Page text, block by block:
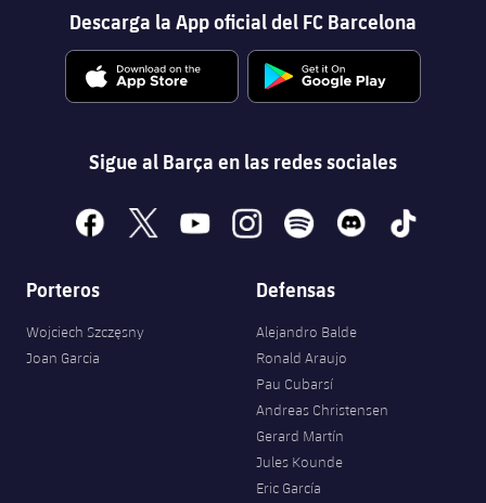
Descarga la App oficial del FC Barcelona
Sigue al Barça en las redes sociales
facebook
x youtubeinstagramspotify discord tiktok
Porteros
Wojciech Szczęsny
Joan Garcia
Defensas
Alejandro Balde
Ronald Araujo
Pau Cubarsí
Andreas Christensen
Gerard Martín
Jules Kounde
Eric García